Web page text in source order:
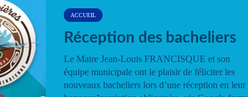
ACCUEIL
Réception des bacheliers
Le Maire Jean-Louis FRANCISQUE et son
équipe municipale ont le plaisir de féliciter les
nouveaux bacheliers lors d’une réception en leur